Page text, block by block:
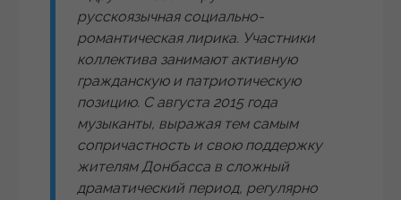
русскоязычная социально-
романтическая лирика. Участники
коллектива занимают активную
гражданскую и патриотическую
позицию. С августа 2015 года
музыканты, выражая тем самым
сопричастность и свою поддержку
жителям Донбасса в сложный
драматический период, регулярно